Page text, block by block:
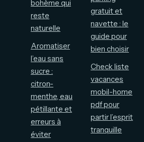
bohème qui
reste
naturelle
Aromatiser
l’eau sans
sucre :
citron-
menthe, eau
pétillante et
erreurs à
éviter
gratuit et
navette : le
guide pour
bien choisir
Check liste
vacances
mobil-home
pdf pour
partir l’esprit
tranquille